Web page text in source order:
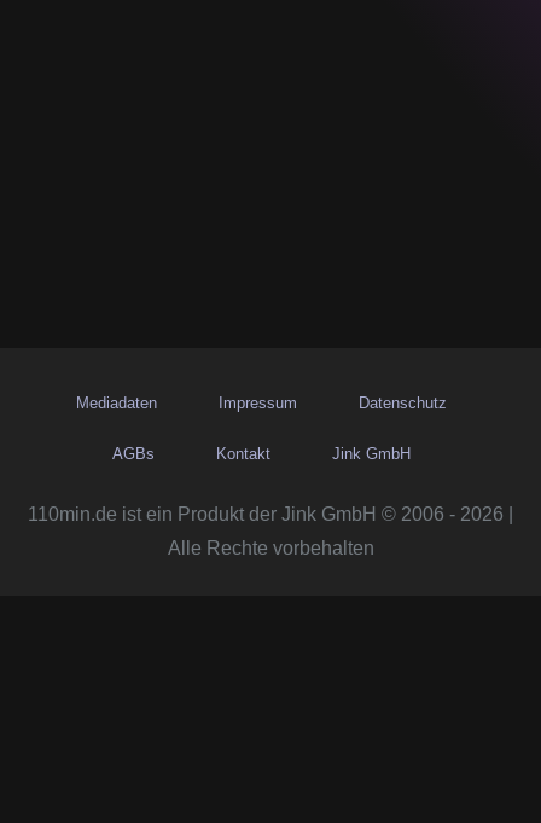
Mediadaten Impressum Datenschutz
AGBs Kontakt Jink GmbH
110min.de ist ein Produkt der Jink GmbH © 2006 - 2026 |
Alle Rechte vorbehalten